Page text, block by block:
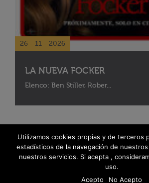
26 - 11 - 2026
LA NUEVA FOCKER
Elenco: Ben Stiller, Rober...
Utilizamos cookies propias y de terceros
estadísticos de la navegación de
nuestros servicios. Si acepta ,
uso.
Acepto
No Acepto